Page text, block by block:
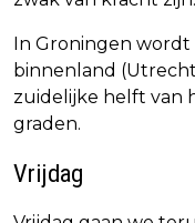
In Groningen
binnenland
zuidelijke helft van
graden.
Vrijdag